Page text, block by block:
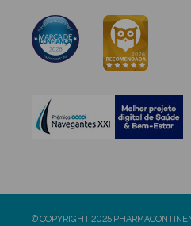
© COPYRIGHT 2025